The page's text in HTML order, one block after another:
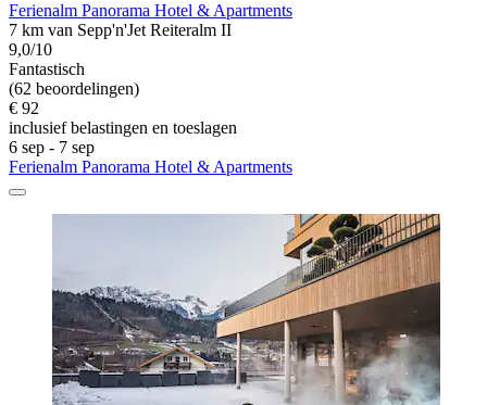
Ferienalm Panorama Hotel & Apartments
7 km van Sepp'n'Jet Reiteralm II
9,0/10
Fantastisch
(62 beoordelingen)
€ 92
inclusief belastingen en toeslagen
6 sep - 7 sep
Ferienalm Panorama Hotel & Apartments